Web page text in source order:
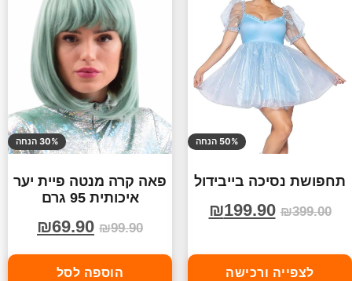
50% הנחה
תחפושת נסיכה בייבידול
₪399.00
₪199.90
לצפייה ורכישה
30% הנחה
פאה קרה מנטה פיית יער
איכותית 95 גרם
₪99.90
₪69.90
הוספה לסל